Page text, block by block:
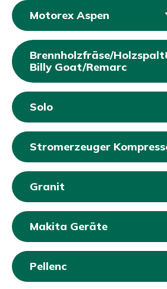
Motorex Aspen
Brennholzfräse/
Billy Goat/Remarc
Solo
Stromerzeuger
Granit
Makita Geräte
Pellenc